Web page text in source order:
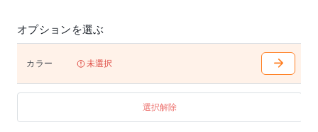
や移動の可能性を意味します。
｢バランスチェア｣は市場に出てから30 年の間に、世界
のほとんどの国で知られるようになりました。
オプションを選ぶ
カラー 未選択
選択解除